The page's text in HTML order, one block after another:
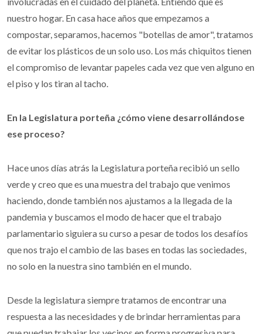
nuestro hogar. En casa hace años que empezamos a
compostar, separamos, hacemos "botellas de amor", tratamos
de evitar los plásticos de un solo uso. Los más chiquitos tienen
el compromiso de levantar papeles cada vez que ven alguno en
el piso y los tiran al tacho.
En la Legislatura porteña ¿cómo viene desarrollándose
ese proceso?
Hace unos días atrás la Legislatura porteña recibió un sello
verde y creo que es una muestra del trabajo que venimos
haciendo, donde también nos ajustamos a la llegada de la
pandemia y buscamos el modo de hacer que el trabajo
parlamentario siguiera su curso a pesar de todos los desafíos
que nos trajo el cambio de las bases en todas las sociedades,
no solo en la nuestra sino también en el mundo.
Desde la legislatura siempre tratamos de encontrar una
respuesta a las necesidades y de brindar herramientas para